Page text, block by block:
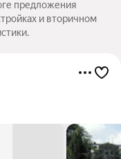
предложения
и вторичном